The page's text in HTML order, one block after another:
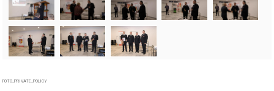
FOTO_PRIVATE_POLICY